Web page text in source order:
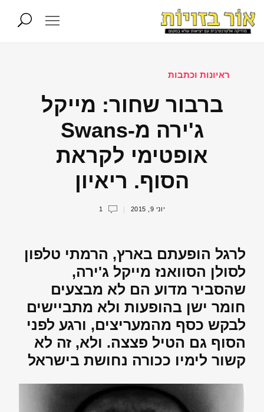
ראיונות וכתבות
ברבור שחור: מייקל
ג'ירה מ-Swans
אופטימי לקראת
הסוף. ריאיון
יוני 9, 2015
לרגל הופעתם בארץ, הרמתי טלפון
לסולן הסוואנז מייקל ג'ירה,
שהסביר מדוע הם לא מבצעים
חומר ישן בהופעות ולא מתביישים
לבקש כסף מהמעריצים, ורגע לפני
הסוף גם הטיל פצצה. ולא, זה לא
קשור לימיו ככורה נחושת בישראל